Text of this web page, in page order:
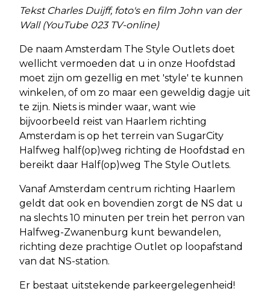
Tekst Charles Duijff, foto's en film John van der
Wall (YouTube 023 TV-online)
De naam Amsterdam The Style Outlets doet
wellicht vermoeden dat u in onze Hoofdstad
moet zijn om gezellig en met 'style' te kunnen
winkelen, of om zo maar een geweldig dagje uit
te zijn. Niets is minder waar, want wie
bijvoorbeeld reist van Haarlem richting
Amsterdam is op het terrein van SugarCity
Halfweg half(op)weg richting de Hoofdstad en
bereikt daar Half(op)weg The Style Outlets.
Vanaf Amsterdam centrum richting Haarlem
geldt dat ook en bovendien zorgt de NS dat u
na slechts 10 minuten per trein het perron van
Halfweg-Zwanenburg kunt bewandelen,
richting deze prachtige Outlet op loopafstand
van dat NS-station.
Er bestaat uitstekende parkeergelegenheid!